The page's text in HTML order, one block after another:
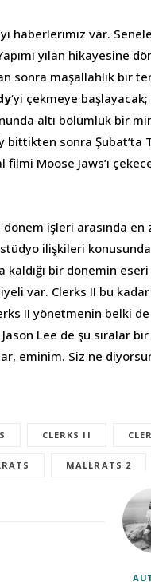
haberlerimiz var.
yılan hikayesine
sonra maşallahlık bir
‘yi çekmeye
altı bölümlük bir
bittikten sonra Şubat’ta
Moose Jaws’ı
işleri arasında
stüdyo ilişkileri
bir dönemin
var. Clerks II bu
II yönetmenin belki
Lee de şu sıralar
eminim. Siz ne
CLERKS II
MALLRATS 2